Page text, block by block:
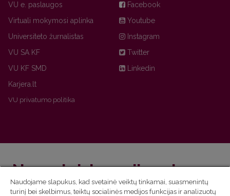
VU e. paslaugos
Virtuali mokymosi aplinka
Universiteto žurnalistas
VU SA KF
VU KF SMD
Karjera.lt
VU privatumo politika
Facebook
Youtube
Instagram
Twitter
Linkedin
Nepraleisk naujienų!
Naudojame slapukus, kad svetainė veiktų tinkamai, suasmenintų
turinį bei skelbimus, teiktų socialinės medijos funkcijas ir analizuotų